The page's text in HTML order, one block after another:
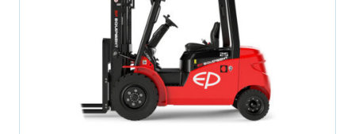
gekozen